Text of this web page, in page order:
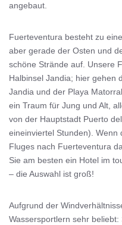
angebaut.
Fuerteventura besteht zu
aber gerade der Osten und
schöne Strände auf. Unsere
Halbinsel Jandia; hier gehen
Jandia und der Playa
ein Traum für Jung und Alt,
von der Hauptstadt Puerto
eineinviertel Stunden).
Fluges nach Fuerteventura
Sie am besten ein Hotel im
– die Auswahl ist groß!
Aufgrund der
Wassersportlern sehr